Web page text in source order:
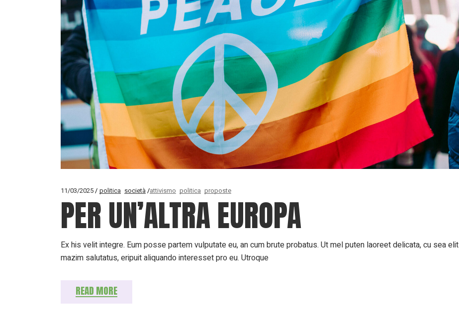
11/03/2025 politica società attivismo politica proposte
PER UN’ALTRA EUROPA
Ex his velit integre. Eum posse partem vulputate eu, an cum brute probatus. Ut mel puten laoreet delicata, cu sea elit
mazim salutatus, eripuit aliquando interesset pro eu. Utroque
READ MORE